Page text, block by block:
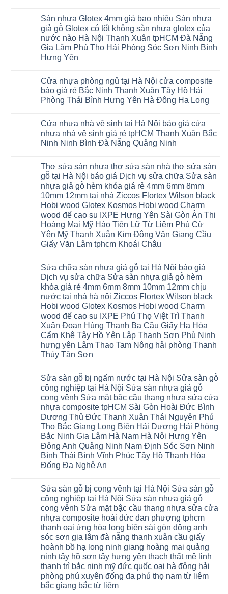
Yên
TpHCM
Bình
Dương
Huế
Cần
Thơ
Đà
Đức
Hoài
Đức
Ninh
Phòng
Tứ
Kỳ
Đan
Phượng
Quảng
Ninh
Thanh
Miện
Nghệ
An
Thanh
Hà
Bình
Thái
Bình
Thanh
Phụ
Phú
Thọ
Lào
Tuyên
Quang
Dương
Đà
Nẵng
Khánh
Hải
Phòng
Hưng
Yên
Nghệ
An
Quảng
Thọ
Bắc
Ninh
Tuyên
ngót
Gia
Lâm
Thanh
Xuân
Hà
Nội
Từ
Liêm
Đan
Phượng
Bình
Hải
Phòng
khách
hàng
quan
tâm
Quảng
Ninh
Nghệ
An
Bắc
Ninh
Tuyên
Nguyên
hèm
khóa
uy
tín
hàng
đầu
đã
định
tại
Việt
Nam
Glotex
Sàn
nhựa
Fukione
giả
gỗ
4mm
6mm
đế
cao
su
bình
luận
ở
Sàn
nhựa
Glotex
và
composite
giả
vân
gỗ
tạo
sang
trọng
Sàn nhựa Glotex 4mm giá bao nhiêu Sàn nhựa
giả gỗ Glotex có tốt không sàn nhựa glotex của
nước nào Hà Nội Thanh Xuân tpHCM Đà Nẵng
Gia Lâm Phú Thọ Hải Phòng Sóc Sơn Ninh Bình
Hưng Yên
bình
luận
ở
Sàn
4mm
giá
bao
nhiêu
Sàn
Glotex
có
tốt
không
sàn
nhựa
glotex
nước
nào
Hà
Nội
tpHCM
Đà
Nẵng
Gia
Phú
Thọ
Phòng
Sóc
Sơn
Ninh
Bình
Hưng
Yên
Cửa nhựa phòng ngủ tại Hà Nội cửa composite
báo giá rẻ Bắc Ninh Thanh Xuân Tây Hồ Hải
Phòng Thái Bình Hưng Yên Hà Đông Hạ Long
bình
luận
ở
Cửa
ngủ
tại
Hà
Nội
cửa
composite
báo
giá
rẻ
Bắc
Ninh
Thanh
Xuân
Hải
Phòng
Thái
Bình
Hưng
Yên
Hà
Đông
Hạ
Long
Cửa nhựa nhà vệ sinh tại Hà Nội báo giá cửa
nhựa nhà vệ sinh giá rẻ tpHCM Thanh Xuân Bắc
Ninh Ninh Bình Đà Nẵng Quảng Ninh
bình
luận
ở
Cửa
nhựa
nhà
vệ
sinh
tại
Hà
Nội
giá
nhà
sinh
giá
tpHCM
Thanh
Bắc
Ninh
Ninh
Bình
Đà
Nẵng
Quảng
Thợ sửa sàn nhựa thợ sửa sàn nhà thợ sửa sàn
gỗ tại Hà Nội báo giá Dịch vụ sửa chữa Sửa sàn
nhựa giả gỗ hèm khóa giá rẻ 4mm 6mm 8mm
10mm 12mm tại nhà Ziccos Flortex Wilson black
Hobi wood Glotex Kosmos Hobi wood Charm
wood đế cao su IXPE Hưng Yên Sài Gòn Ân Thi
Hoàng Mai Mỹ Hào Tiên Lữ Từ Liêm Phù Cừ
Yên Mỹ Thanh Xuân Kim Động Văn Giang Cầu
Giấy Văn Lâm tphcm Khoái Châu
bình
luận
ở
Thợ
sửa
sàn
nhựa
thợ
sửa
sàn
nhà
sửa
sàn
Nội
báo
Dịch
vụ
sửa
chữa
Sửa
sàn
nhựa
giả
gỗ
hèm
khóa
4mm
6mm
8mm
10mm
12mm
tại
nhà
Ziccos
Flortex
Wilson
black
Hobi
wood
Glotex
Kosmos
Hobi
Sửa chữa sàn nhựa giả gỗ tại Hà Nội báo giá
Dịch vụ sửa chữa Sửa sàn nhựa giả gỗ hèm
khóa giá rẻ 4mm 6mm 8mm 10mm 12mm chịu
nước tại nhà hà nội Ziccos Flortex Wilson black
Hobi wood Glotex Kosmos Hobi wood Charm
wood đế cao su IXPE Phú Thọ Việt Trì Thanh
Xuân Đoan Hùng Thanh Ba Cầu Giấy Hạ Hòa
Cẩm Khê Tây Hồ Yên Lập Thanh Sơn Phù Ninh
hưng yên Lâm Thao Tam Nông hải phòng Thanh
Thủy Tân Sơn
bình
luận
ở
Sửa
chữa
sàn
nhựa
giả
gỗ
tại
Hà
Nội
báo
giá
sửa
chữa
Sửa
nhựa
giả
gỗ
hèm
khóa
giá
rẻ
4mm
6mm
8mm
10mm
12mm
chịu
Sửa sàn gỗ bị ngấm nước tại Hà Nội Sửa sàn gỗ
công nghiệp tại Hà Nội Sửa sàn nhựa giả gỗ
cong vênh Sửa mặt bậc cầu thang nhựa sửa cửa
nhựa composite tpHCM Sài Gòn Hoài Đức Bình
Dương Thủ Đức Thanh Xuân Thái Nguyên Phú
Thọ Bắc Giang Long Biên Hải Dương Hải Phòng
Bắc Ninh Gia Lâm Hà Nam Hà Nội Hưng Yên
Đông Anh Quảng Ninh Nam Định Sóc Sơn Ninh
Bình Thái Bình Vĩnh Phúc Tây Hồ Thanh Hóa
Đống Đa Nghệ An
bình
luận
ở
Sửa
sàn
gỗ
bị
ngấm
nước
tại
Hà
Sửa
sàn
gỗ
công
Sửa sàn gỗ bị cong vênh tại Hà Nội Sửa sàn gỗ
công nghiệp tại Hà Nội Sửa sàn nhựa giả gỗ
cong vênh Sửa mặt bậc cầu thang nhựa sửa cửa
nhựa composite hoài đức đan phượng tphcm
thanh oai ứng hòa long biên sài gòn đông anh
sóc sơn gia lâm đà nẵng thanh xuân cầu giấy
hoành bồ hạ long ninh giang hoàng mai quảng
ninh tây hồ sơn tây hưng yên thạch thất mê linh
thanh trì bắc ninh mỹ đức quốc oai hà đông hải
phòng phú xuyên đống đa phú thọ nam từ liêm
bắc giang bắc từ liêm